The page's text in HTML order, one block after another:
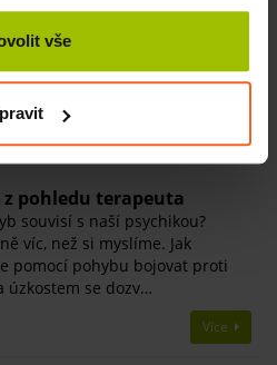
vše
nervy a karpálním tunelem
Více
z pohledu terapeuta
souvisí s naší psychikou?
víc, než si myslíme. Jak
pomocí pohybu bojovat proti
úzkostem se dozv…
Více